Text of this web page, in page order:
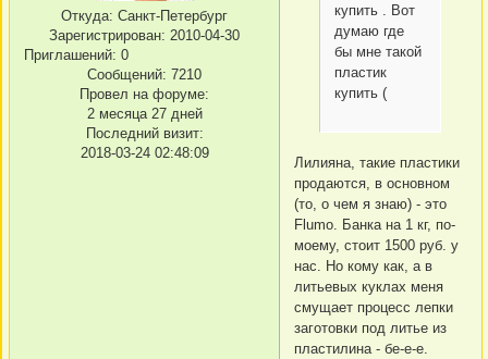
Откуда: Санкт-Петербург
Зарегистрирован: 2010-04-30
Приглашений: 0
Сообщений: 7210
Провел на форуме:
2 месяца 27 дней
Последний визит:
2018-03-24 02:48:09
купить . Вот
думаю где
бы мне такой
пластик
купить (
Лилияна, такие пластики
продаются, в основном
(то, о чем я знаю) - это
Flumo. Банка на 1 кг, по-
моему, стоит 1500 руб. у
нас. Но кому как, а в
литьевых куклах меня
смущает процесс лепки
заготовки под литье из
пластилина - бе-е-е.